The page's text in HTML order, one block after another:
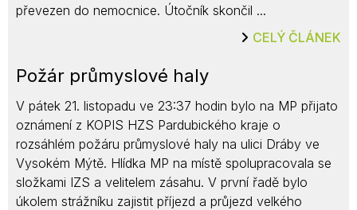
převezen do nemocnice. Útočník skončil ...
CELÝ ČLÁNEK
Požár průmyslové haly
V pátek 21. listopadu ve 23:37 hodin bylo na MP přijato
oznámení z KOPIS HZS Pardubického kraje o
rozsáhlém požáru průmyslové haly na ulici Dráby ve
Vysokém Mýtě. Hlídka MP na místě spolupracovala se
složkami IZS a velitelem zásahu. V první řadě bylo
úkolem strážníku zajistit příjezd a průjezd velkého